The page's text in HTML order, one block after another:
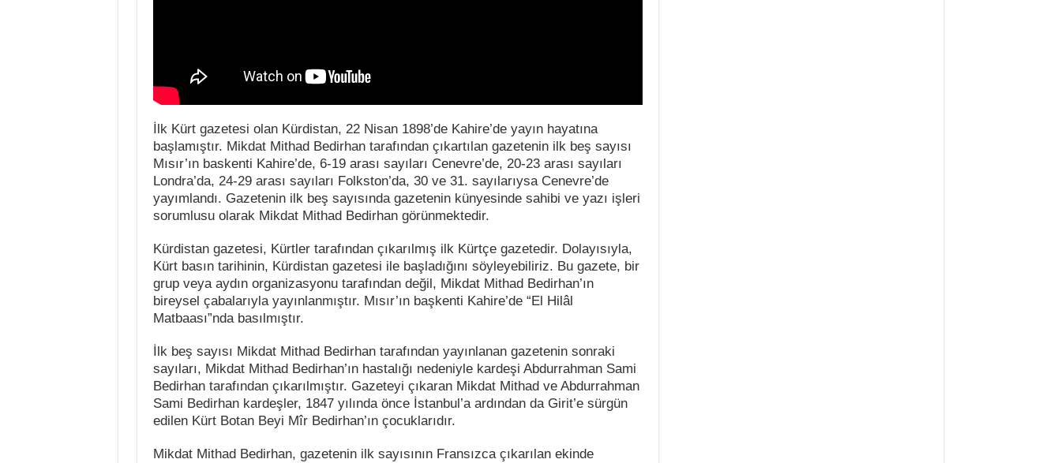
İlk Kürt gazetesi olan Kürdistan, 22 Nisan 1898’de Kahire’de yayın hayatına
başlamıştır. Mikdat Mithad Bedirhan tarafından çıkartılan gazetenin ilk beş sayısı
Mısır’ın baskenti Kahire’de, 6-19 arası sayıları Cenevre’de, 20-23 arası sayıları
Londra’da, 24-29 arası sayıları Folkston’da, 30 ve 31. sayılarıysa Cenevre’de
yayımlandı. Gazetenin ilk beş sayısında gazetenin künyesinde sahibi ve yazı işleri
sorumlusu olarak Mikdat Mithad Bedirhan görünmektedir.
Kürdistan gazetesi, Kürtler tarafından çıkarılmış ilk Kürtçe gazetedir. Dolayısıyla,
Kürt basın tarihinin, Kürdistan gazetesi ile başladığını söyleyebiliriz. Bu gazete, bir
grup veya aydın organizasyonu tarafından değil, Mikdat Mithad Bedirhan’ın
bireysel çabalarıyla yayınlanmıştır. Mısır’ın başkenti Kahire’de “El Hilâl
Matbaası”nda basılmıştır.
İlk beş sayısı Mikdat Mithad Bedirhan tarafından yayınlanan gazetenin sonraki
sayıları, Mikdat Mithad Bedirhan’ın hastalığı nedeniyle kardeşi Abdurrahman Sami
Bedirhan tarafından çıkarılmıştır. Gazeteyi çıkaran Mikdat Mithad ve Abdurrahman
Sami Bedirhan kardeşler, 1847 yılında önce İstanbul’a ardından da Girit’e sürgün
edilen Kürt Botan Beyi Mîr Bedirhan’ın çocuklarıdır.
Mikdat Mithad Bedirhan, gazetenin ilk sayısının Fransızca çıkarılan ekinde